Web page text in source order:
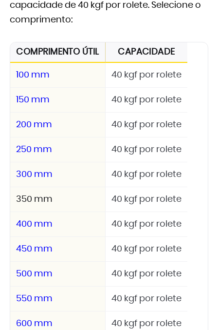
capacidade de 40 kgf por rolete. Selecione o
comprimento:
COMPRIMENTO ÚTIL CAPACIDADE
100 mm 40 kgf por rolete
150 mm 40 kgf por rolete
200 mm 40 kgf por rolete
250 mm 40 kgf por rolete
300 mm 40 kgf por rolete
350 mm 40 kgf por rolete
400 mm 40 kgf por rolete
450 mm 40 kgf por rolete
500 mm 40 kgf por rolete
550 mm 40 kgf por rolete
600 mm 40 kgf por rolete